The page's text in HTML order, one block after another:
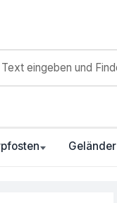
Geländer